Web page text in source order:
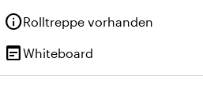
infoRolltreppe vorhanden
wysiwygWhiteboard